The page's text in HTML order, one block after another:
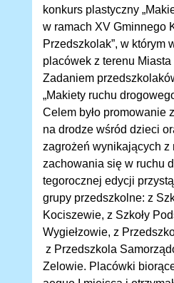
konkurs plastyczny
w ramach XV Gminnego
Przedszkolak”, w którym
placówek z terenu
Zadaniem
„Makiety ruchu
Celem było promowanie
na drodze wśród dzieci
zagrożeń wynikających z
zachowania się w ruchu
tegorocznej edycji
grupy przedszkolne: z
Kociszewie, z Szkoły
Wygiełzowie, z
z Przedszkola
Zelowie. Placówki